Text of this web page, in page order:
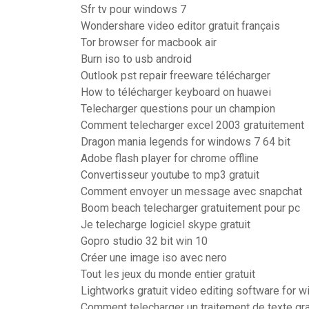
Sfr tv pour windows 7
Wondershare video editor gratuit français
Tor browser for macbook air
Burn iso to usb android
Outlook pst repair freeware télécharger
How to télécharger keyboard on huawei
Telecharger questions pour un champion
Comment telecharger excel 2003 gratuitement
Dragon mania legends for windows 7 64 bit
Adobe flash player for chrome offline
Convertisseur youtube to mp3 gratuit
Comment envoyer un message avec snapchat
Boom beach telecharger gratuitement pour pc
Je telecharge logiciel skype gratuit
Gopro studio 32 bit win 10
Créer une image iso avec nero
Tout les jeux du monde entier gratuit
Lightworks gratuit video editing software for